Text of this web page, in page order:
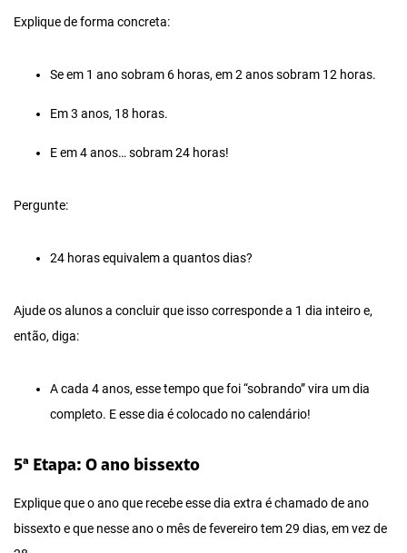
Explique de forma concreta:
Se em 1 ano sobram 6 horas, em 2 anos sobram 12 horas.
Em 3 anos, 18 horas.
E em 4 anos… sobram 24 horas!
Pergunte:
24 horas equivalem a quantos dias?
Ajude os alunos a concluir que isso corresponde a 1 dia inteiro e,
então, diga:
A cada 4 anos, esse tempo que foi “sobrando” vira um dia
completo. E esse dia é colocado no calendário!
5ª Etapa: O ano bissexto
Explique que o ano que recebe esse dia extra é chamado de ano
bissexto e que nesse ano o mês de fevereiro tem 29 dias, em vez de